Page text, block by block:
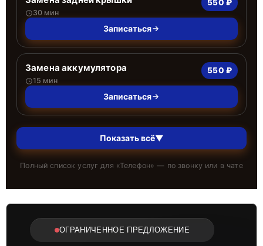
30 мин
550 ₽
Записаться
Замена аккумулятора
15 мин
550 ₽
Записаться
Показать всё▼
Полный список услуг для «Телефон» — по звонку или в чате
ОГРАНИЧЕННОЕ ПРЕДЛОЖЕНИЕ